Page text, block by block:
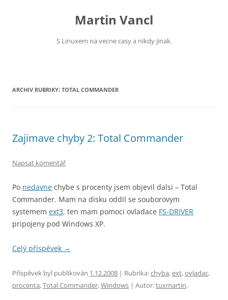
Martin Vancl
S Linuxem na vecne casy a nikdy jinak.
ARCHIV RUBRIKY: TOTAL COMMANDER
Zajimave chyby 2: Total Commander
Napsat komentář
Po nedavne chybe s procenty jsem objevil dalsi – Total
Commander. Mam na disku oddil se souborovym
systemem ext3, ten mam pomoci ovladace FS-DRIVER
pripojeny pod Windows XP.
Celý příspěvek →
Příspěvek byl publikován 1.12.2008 | Rubrika:chyba,ext,ovladac,
procenta,Total Commander,Windows | Autor:tuxmartin.